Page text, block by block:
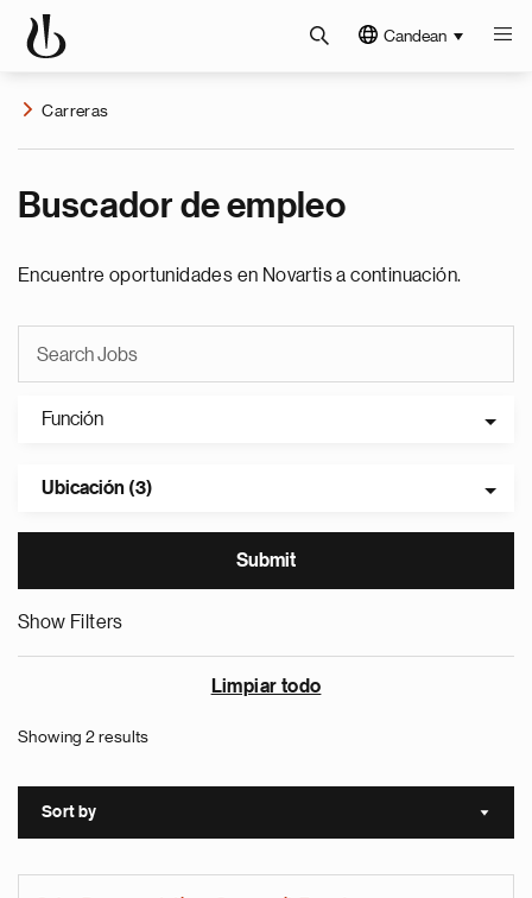
Candean
Carreras
Buscador de empleo
Encuentre oportunidades en Novartis a continuación.
Función
Ubicación (3)
Show Filters
Limpiar todo
Showing 2 results
Sort by Sort